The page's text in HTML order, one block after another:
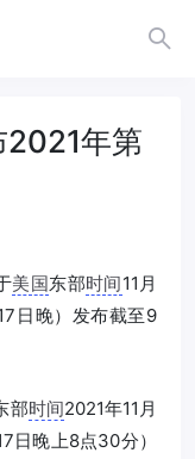
2021年第
美国东部时间11月
日晚）发布截至9
部时间2021年11月
日晚上8点30分）